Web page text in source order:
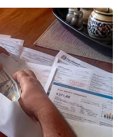
EU Today)
ngày 31/3 dẫn các
cho biết các cuộc
Baltic hồi năm 2024
chứng rằng Nga chịu
Hiệp ước Bắc Đại